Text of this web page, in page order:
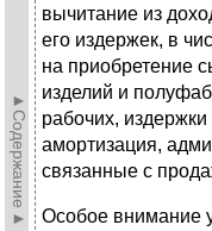
►Содержание►
вычитание из
его издержек, в
на приобретение
изделий и
рабочих,
амортизация,
связанные с
Особое внимание